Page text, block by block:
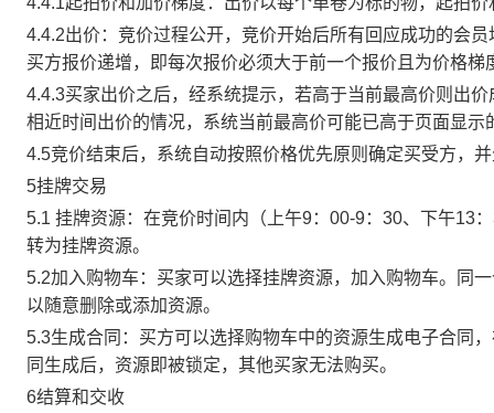
4.4.2出价：竞价过程公开，竞价开始后所有回应成功的会
买方报价递增，即每次报价必须大于前一个报价且为价格
4.4.3买家出价之后，经系统提示，若高于当前最高价则出
相近时间出价的情况，系统当前最高价可能已高于页面显示
4.5竞价结束后，系统自动按照价格优先原则确定买受方，
5挂牌交易
5.1 挂牌资源：在竞价时间内（上午9：00-9：30、下午13
转为挂牌资源。
5.2加入购物车：买家可以选择挂牌资源，加入购物车。同
以随意删除或添加资源。
5.3生成合同：买方可以选择购物车中的资源生成电子合同
同生成后，资源即被锁定，其他买家无法购买。
6结算和交收